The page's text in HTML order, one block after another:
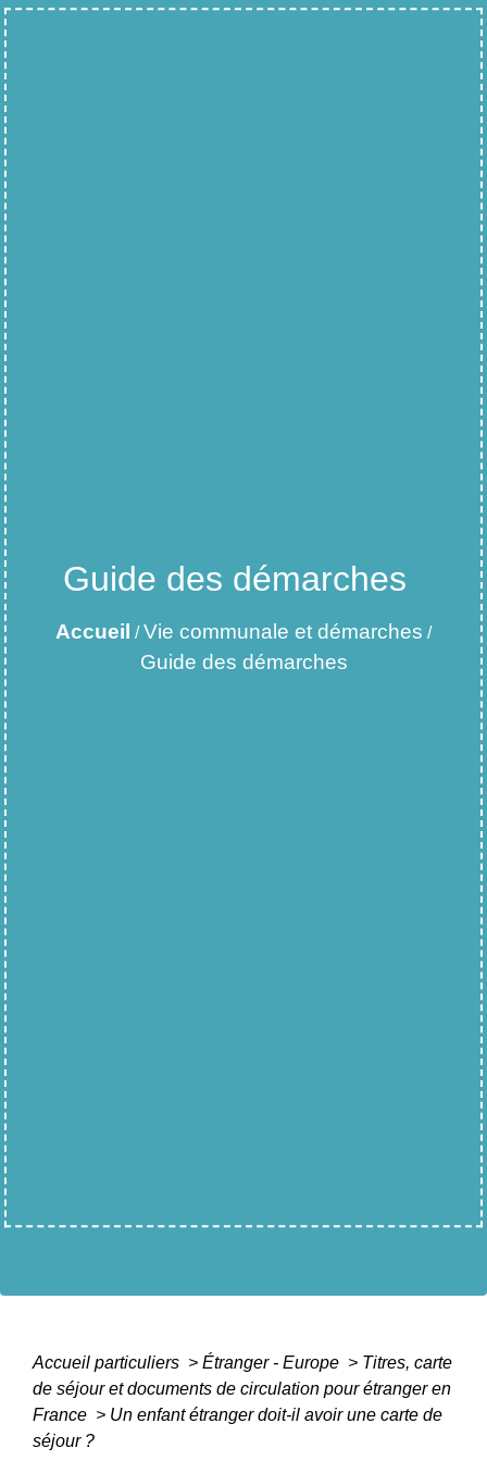
Guide des démarches
Accueil /Vie communale et démarches /
Guide des démarches
Accueil particuliers > Étranger - Europe > Titres, carte
de séjour et documents de circulation pour étranger en
France > Un enfant étranger doit-il avoir une carte de
séjour ?